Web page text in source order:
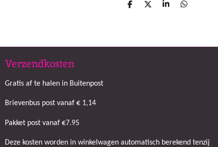
D
D
S
D
Verzendkosten
Gratis af te halen in Buitenpost
Brievenbus post vanaf € 1,14
Pakket post vanaf €7.95
Deze kosten worden in winkelwagen automatisch berekend tenzij